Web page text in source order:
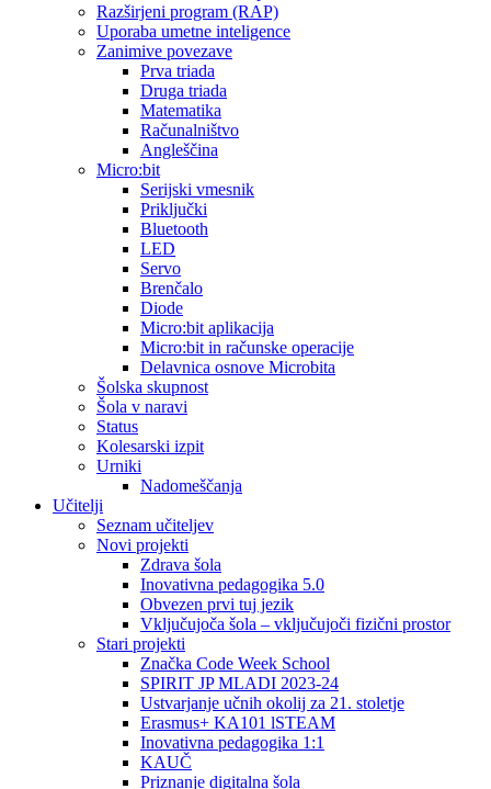
Razširjeni program (RAP)
Uporaba umetne inteligence
Zanimive povezave
Prva triada
Druga triada
Matematika
Računalništvo
Angleščina
Micro:bit
Serijski vmesnik
Priključki
Bluetooth
LED
Servo
Brenčalo
Diode
Micro:bit aplikacija
Micro:bit in računske operacije
Delavnica osnove Microbita
Šolska skupnost
Šola v naravi
Status
Kolesarski izpit
Urniki
Nadomeščanja
Učitelji
Seznam učiteljev
Novi projekti
Zdrava šola
Inovativna pedagogika 5.0
Obvezen prvi tuj jezik
Vključujoča šola – vključujoči fizični prostor
Stari projekti
Značka Code Week School
SPIRIT JP MLADI 2023-24
Ustvarjanje učnih okolij za 21. stoletje
Erasmus+ KA101 lSTEAM
Inovativna pedagogika 1:1
KAUČ
Priznanje digitalna šola